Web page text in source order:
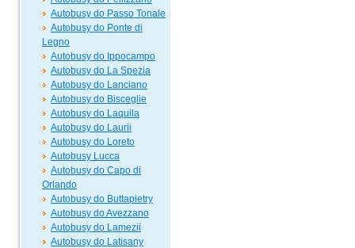
Autobusy do Passo Tonale
Autobusy do Ponte di
Legno
Autobusy do Ippocampo
Autobusy do La Spezia
Autobusy do Lanciano
Autobusy do Bisceglie
Autobusy do Laquila
Autobusy do Laurii
Autobusy do Loreto
Autobusy Lucca
Autobusy do Capo di
Orlando
Autobusy do Buttapietry
Autobusy do Avezzano
Autobusy do Lamezii
Autobusy do Latisany